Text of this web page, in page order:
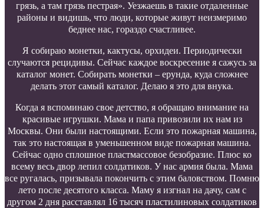
грязь, а там грязь пестрая». Уезжаешь в такие отдаленные
районы и видишь, что люди, которые живут неизмеримо
беднее нас, гораздо счастливее.
Я собираю монетки, кактусы, орхидеи. Периодически
случаются рецидивы. Сейчас каждое воскресение я сажусь за
каталог монет. Собирать монетки – ерунда, куда сложнее
делать этот самый каталог. Делаю я это для внука.
Когда я вспоминаю свое детство, я обращаю внимание на
красивые игрушки. Мама и папа привозили их нам из
Москвы. Они были настоящими. Если это пожарная машина,
так это настоящая в уменьшенном виде пожарная машина.
Сейчас одно сплошное пластмассовое безобразие. Плюс ко
всему весь двор лепил солдатиков. У нас армия была. Мама
все ругалась, призывала покончить с этим баловством. Помню
лето после десятого класса. Маму я изгнал на дачу, сам с
другом 2 дня расставлял 16 тысяч пластилиновых солдатиков